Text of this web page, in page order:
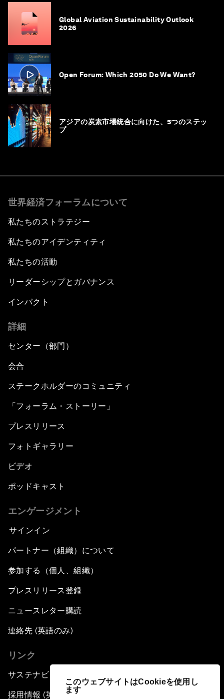
このウェブサイトはCookieを使用し
ます
Global Aviation Sustainability Outlook
2026
Open Forum: Which 2050 Do We Want?
アジアの炭素市場統合に向けた、5つのステッ
プ
世界経済フォーラムについて
私たちのストラテジー
私たちのアイデンティティ
私たちの活動
リーダーシップとガバナンス
インパクト
詳細
センター（部門）
会合
ステークホルダーのコミュニティ
「フォーラム・ストーリー」
プレスリリース
フォトギャラリー
ビデオ
ポッドキャスト
エンゲージメント
サインイン
パートナー（組織）について
参加する（個人、組織）
プレスリリース登録
ニュースレター購読
連絡先 (英語のみ)
リンク
サステナビリティへの取り組み
採用情報 (英語のみ)